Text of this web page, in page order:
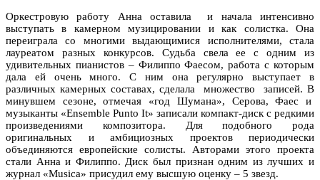
Оркестровую работу Анна оставила и начала интенсивно
выступать в камерном музицировании и как солистка. Она
переиграла со многими выдающимися исполнителями, стала
лауреатом разных конкурсов. Судьба свела ее с одним из
удивительных пианистов – Филиппо Фаесом, работа с которым
дала ей очень много. С ним она регулярно выступает в
различных камерных составах, сделала множество записей. В
минувшем сезоне, отмечая «год Шумана», Серова, Фаес и
музыканты «Ensemble Punto It» записали компакт-диск с редкими
произведениями композитора. Для подобного рода
оригинальных и амбициозных проектов периодически
объединяются европейские солисты. Авторами этого проекта
стали Анна и Филиппо. Диск был признан одним из лучших и
журнал «Musica» присудил ему высшую оценку – 5 звезд.